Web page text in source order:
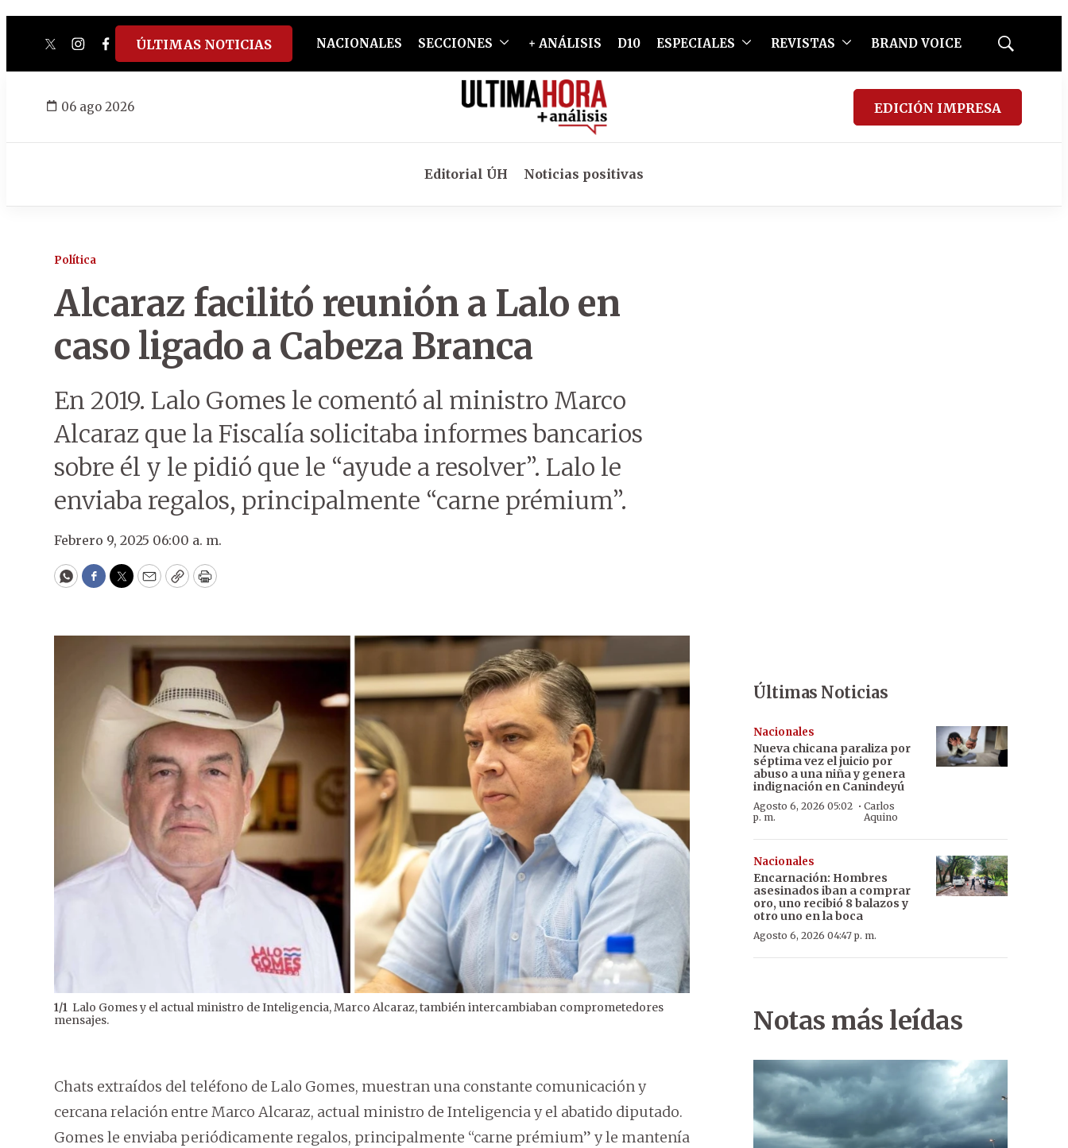
twitterinstagram
facebook
tiktokyoutube
spotify
ÚLTIMAS NOTICIAS NACIONALES SECCIONES + ANÁLISIS D10 ESPECIALES REVISTAS BRAND VOICE
Mostrar
06 ago 2026 EDICIÓN IMPRESA
Editorial ÚH Noticias positivas
Política
Alcaraz facilitó reunión a Lalo en
caso ligado a Cabeza Branca
En 2019. Lalo Gomes le comentó al ministro Marco
Alcaraz que la Fiscalía solicitaba informes bancarios
sobre él y le pidió que le “ayude a resolver”. Lalo le
enviaba regalos, principalmente “carne prémium”.
Febrero 9, 2025 06:00 a. m.
WhatsApp
Facebook
Twitter
EmailCopyPrint
1/1 Lalo Gomes y el actual ministro de Inteligencia, Marco Alcaraz, también intercambiaban comprometedores
mensajes.
Chats extraídos del teléfono de Lalo Gomes, muestran una constante comunicación y
cercana relación entre Marco Alcaraz, actual ministro de Inteligencia y el abatido diputado.
Gomes le enviaba periódicamente regalos, principalmente “carne prémium” y le mantenía
Últimas Noticias
Nacionales
Nueva chicana paraliza por
séptima vez el juicio por
abuso a una niña y genera
indignación en Canindeyú
Agosto 6, 2026 05:02
p. m.
·Carlos
Aquino
Nacionales
Encarnación: Hombres
asesinados iban a comprar
oro, uno recibió 8 balazos y
otro uno en la boca
Agosto 6, 2026 04:47 p. m.
Notas más leídas